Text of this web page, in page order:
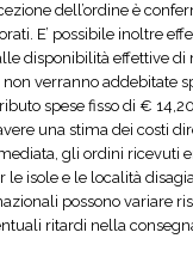
dell’ordine è
E’ possibile inoltre
disponibilità effettive
verranno addebitate
spese fisso di €
una stima dei costi
gli ordini
isole e le località
possono variare
ritardi nella